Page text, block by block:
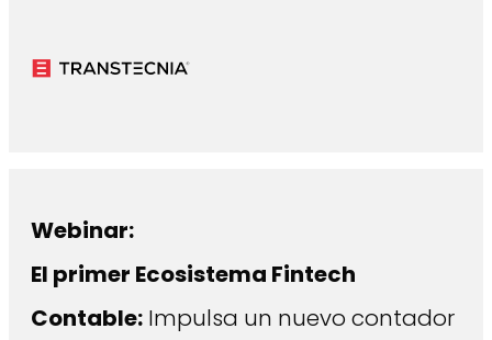
Webinar:
El primer Ecosistema Fintech
Contable: Impulsa un nuevo contador